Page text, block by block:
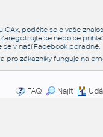
podělte se o vaše
se nebo se
se v naší Facebook poradně.
pro zákazníky funguje na
FAQ
Najít